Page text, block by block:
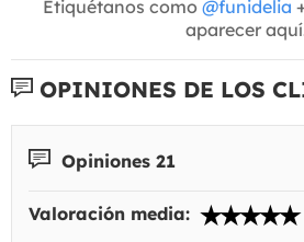
Etiquétanos como @funidelia
aparecer
OPINIONES DE LOS
Opiniones 21
Valoración media: